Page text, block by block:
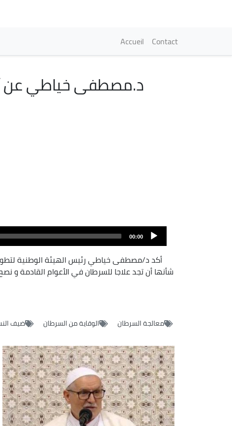
Navigation
Accueil Contact
د.مصطفى خياطي عن
Fichier
audio
00:00
أكد د/مصطفى خياطي رئيس الهيئة الوطنية لتطوير
شأنها أن تجد علاجا للسرطان في الأعوام القادمة و
معالجة السرطان الوقاية من السرطان ضيف